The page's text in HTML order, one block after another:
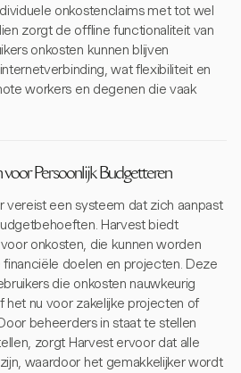
onkostenclaims met tot wel
zorgt de offline functionaliteit van
onkosten kunnen blijven
wat flexibiliteit en
workers en degenen die vaak
Persoonlijk Budgetteren
een systeem dat zich aanpast
Harvest biedt
onkosten, die kunnen worden
doelen en projecten. Deze
die onkosten nauwkeurig
nu voor zakelijke projecten of
beheerders in staat te stellen
zorgt Harvest ervoor dat alle
waardoor het gemakkelijker wordt